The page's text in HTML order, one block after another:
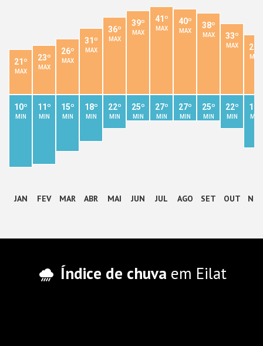
21º
MAX
10º
MIN
JAN
23º
MAX
11º
MIN
FEV
26º
MAX
15º
MIN
MAR
31º
MAX
18º
MIN
ABR
36º
MAX
22º
MIN
MAI
39º
MAX
25º
MIN
JUN
41º
MAX
27º
MIN
JUL
40º
MAX
27º
MIN
AGO
38º
MAX
25º
MIN
SET
33º
MAX
22º
MIN
OUT
28º
MAX
16º
MIN
NOV
Índice de chuva em Eilat